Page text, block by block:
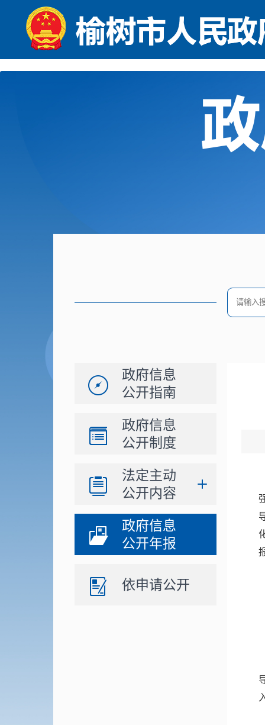
政府信息
公开指南
政府信息
公开制度
法定主动
公开内容
政府信息
公开年报
依申请公开